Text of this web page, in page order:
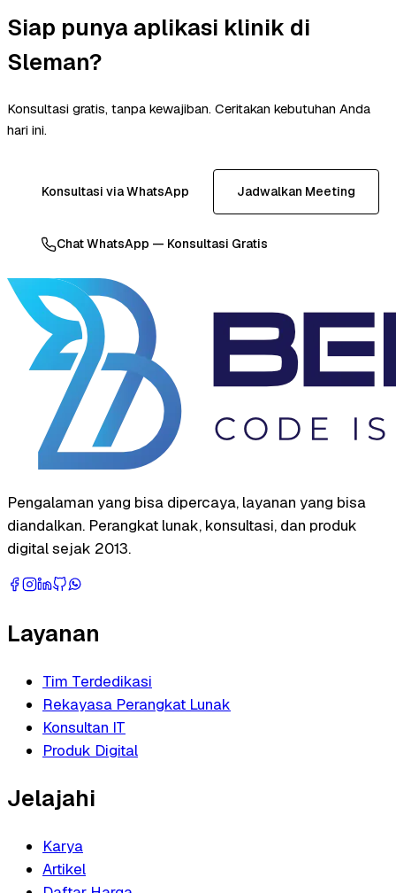
Siap punya aplikasi klinik di
Sleman?
Konsultasi gratis, tanpa kewajiban. Ceritakan kebutuhan Anda
hari ini.
Konsultasi via WhatsApp Jadwalkan Meeting
Chat WhatsApp — Konsultasi Gratis
Pengalaman yang bisa dipercaya, layanan yang bisa
diandalkan. Perangkat lunak, konsultasi, dan produk
digital sejak 2013.
Layanan
Tim Terdedikasi
Rekayasa Perangkat Lunak
Konsultan IT
Produk Digital
Jelajahi
Karya
Artikel